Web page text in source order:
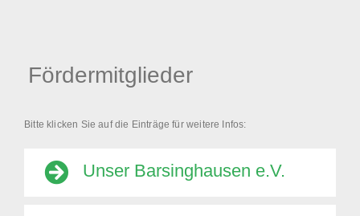
Fördermitglieder
Bitte klicken Sie auf die Einträge für weitere Infos:
Unser Barsinghausen e.V.